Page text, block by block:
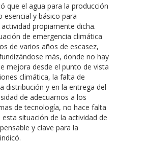
que el agua para la producción
esencial y básico para
propiamente dicha.
de emergencia climática
de varios años de escasez,
más, donde no hay
mejora desde el punto de vista
climática, la falta de
distribución y en la entrega del
de adecuarnos a los
de tecnología, no hace falta
situación de la actividad de
y clave para la